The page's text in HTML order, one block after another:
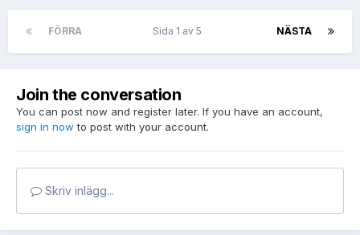
FÖRRA NÄSTA
Sida 1 av 5
Join the conversation
You can post now and register later. If you have an account,
sign in now to post with your account.
Skriv inlägg...